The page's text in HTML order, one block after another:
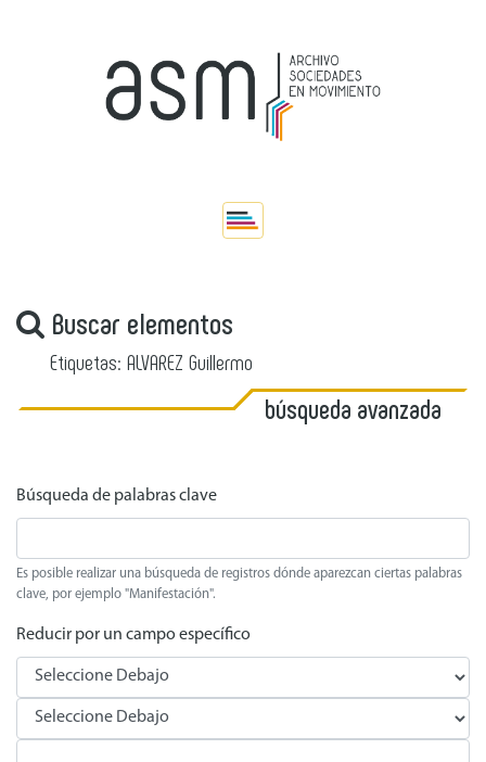
Buscar elementos
Etiquetas: ALVAREZ Guillermo
búsqueda avanzada
Búsqueda de palabras clave
Es posible realizar una búsqueda de registros dónde aparezcan ciertas palabras
clave, por ejemplo "Manifestación".
Reducir por un campo específico